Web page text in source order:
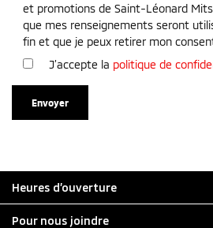
et promotions de Saint-Léonard
que mes renseignements seront
fin et que je peux retirer mon
J’accepte la politique de
Heures d’ouverture
Pour nous joindre